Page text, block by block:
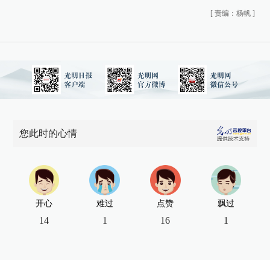
[ 责编：杨帆 ]
您此时的心情
开心
14
难过
1
点赞
16
飘过
1